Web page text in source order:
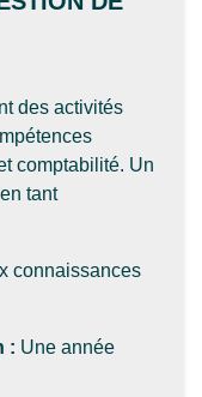
des activités
comptabilité. Un
tant
connaissances
: Une année